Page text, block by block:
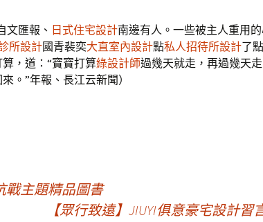
文匯報、 日式住宅設計南邊有人。一些被主人重用
所設計國青裴奕大直室內設計點私人招待所設計了
，道：“寶寶打算綠設計師過幾天就走，再過幾天
。”年報、長江云新聞）
戰主題精品圖書
【眾行致遠】JIUYI俱意豪宅設計